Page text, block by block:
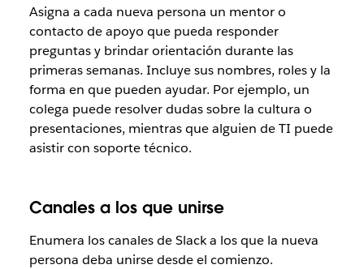
Asigna a cada nueva persona un mentor o
contacto de apoyo que pueda responder
preguntas y brindar orientación durante las
primeras semanas. Incluye sus nombres, roles y la
forma en que pueden ayudar. Por ejemplo, un
colega puede resolver dudas sobre la cultura o
presentaciones, mientras que alguien de TI puede
asistir con soporte técnico.
Canales a los que unirse
Enumera los canales de Slack a los que la nueva
persona deba unirse desde el comienzo.